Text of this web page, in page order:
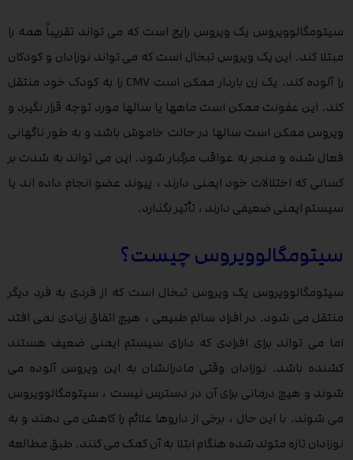
سیتومگالوویروس یک ویروس رایج است که می تواند تقریباً همه را
مبتلا کند. این یک ویروس تبخال است که می تواند نوزادان و کودکان
را آلوده کند. یک زن باردار ممکن است CMV را به کودک خود منتقل
کند. این عفونت ممکن است ماهها یا سالها مورد توجه قرار نگیرد و
ویروس ممکن است سالها در حالت خاموش باشد و به طور ناگهانی
فعال شده و منجر به عواقب مرگبار شود. این می تواند به شدت بر
کسانی که اختلالات خود ایمنی دارند ، پیوند عضو انجام داده اند یا
سیستم ایمنی ضعیفی دارند ، تأثیر بگذارد.
سیتومگالوویروس چیست؟
سیتومگالوویروس یک ویروس تبخال است که از فردی به فرد دیگر
منتقل می شود. در افراد سالم طبیعی ، هیچ اتفاق زیادی نمی افتد
اما می تواند برای افرادی که دارای سیستم ایمنی ضعیف هستند
کشنده باشد. نوزادان وقتی مادرانشان به این ویروس آلوده می
شوند و هیچ درمانی برای آن در دسترس نیست ، سیتومگالوویروس
می شوند. با این حال ، برخی از داروها علائم را کاهش می دهند و به
نوزادان تازه متولد شده هنگام ابتلا به آن کمک می کنند. طبق مطالعه